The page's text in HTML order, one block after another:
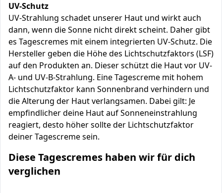
UV-Schutz
UV-Strahlung schadet unserer Haut und wirkt auch
dann, wenn die Sonne nicht direkt scheint. Daher gibt
es Tagescremes mit einem integrierten UV-Schutz. Die
Hersteller geben die Höhe des Lichtschutzfaktors (LSF)
auf den Produkten an. Dieser schützt die Haut vor UV-
A- und UV-B-Strahlung. Eine Tagescreme mit hohem
Lichtschutzfaktor kann Sonnenbrand verhindern und
die Alterung der Haut verlangsamen. Dabei gilt: Je
empfindlicher deine Haut auf Sonneneinstrahlung
reagiert, desto höher sollte der Lichtschutzfaktor
deiner Tagescreme sein.
Diese Tagescremes haben wir für dich
verglichen